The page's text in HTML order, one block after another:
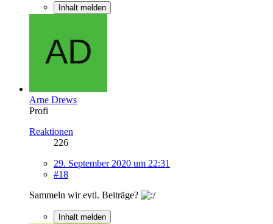
Inhalt melden
Arne Drews
Profi
Reaktionen
226
29. September 2020 um 22:31
#18
Sammeln wir evtl. Beiträge?
Inhalt melden